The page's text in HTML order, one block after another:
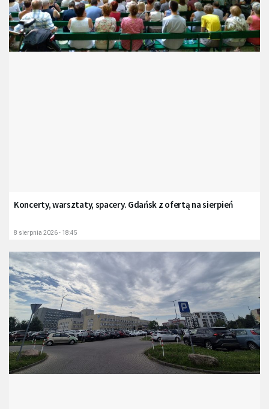
Koncerty, warsztaty, spacery. Gdańsk z ofertą na sierpień
8 sierpnia 2026 - 18:45